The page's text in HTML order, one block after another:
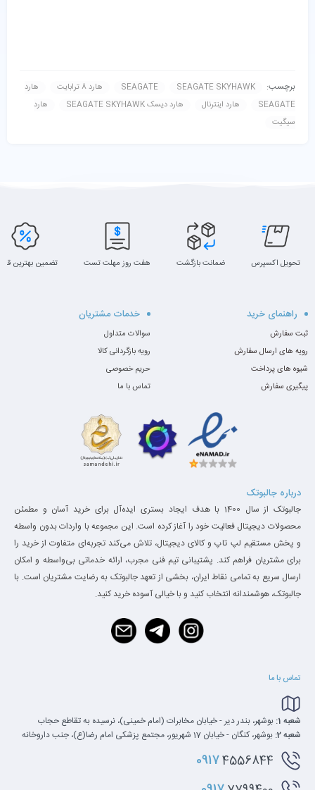
برچسب: SEAGATE SEAGATE SKYHAWK هارد 8 ترابایت
هارد
SEAGATE
هارد اینترنال هارد دیسک SEAGATE SKYHAWK
هارد
سیگیت
تحویل اکسپرس ضمانت بازگشت هفت روز مهلت تست تضمین بهترین
راهنمای خرید
ثبت سفارش
رویه های ارسال سفارش
شیوه های پرداخت
پیگیری سفارش
خدمات مشتریان
سوالات متداول
رویه بازگردانی کالا
حریم خصوصی
تماس با ما
درباره جالبوتک
جالبوتک از سال 1400 با هدف ایجاد بستری ایده‌آل برای خرید آسان و مطمئن
محصولات دیجیتال فعالیت خود را آغاز کرده است. این مجموعه با واردات بدون واسطه
و پخش مستقیم لپ تاپ و کالای دیجیتال، تلاش می‌کند تجربه‌ای متفاوت از خرید را
برای مشتریان فراهم کند. پشتیبانی تیم فنی مجرب، ارائه خدماتی بی‌واسطه و امکان
ارسال سریع به تمامی نقاط ایران، بخشی از تعهد جالبوتک به رضایت مشتریان است. با
جالبوتک، هوشمندانه انتخاب کنید و با خیالی آسوده خرید کنید.
تماس با ما
شعبه 1:
بوشهر، بندر دیر - خیابان مخابرات (امام خمینی)، نرسیده به تقاطع حجاب
شعبه 2:
بوشهر، کنگان - خیابان 17 شهریور، مجتمع پزشکی امام رضا(ع)، جنب داروخانه
09174556844